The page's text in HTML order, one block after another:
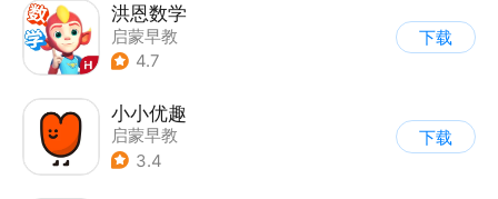
洪恩数学
启蒙早教
4.7
下载
小小优趣
启蒙早教
3.4
下载